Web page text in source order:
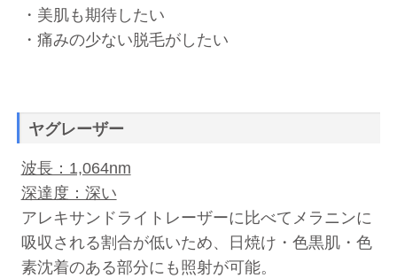
・美肌も期待したい
・痛みの少ない脱毛がしたい
ヤグレーザー
波長：1,064nm
深達度：深い
アレキサンドライトレーザーに比べてメラニンに
吸収される割合が低いため、日焼け・色黒肌・色
素沈着のある部分にも照射が可能。